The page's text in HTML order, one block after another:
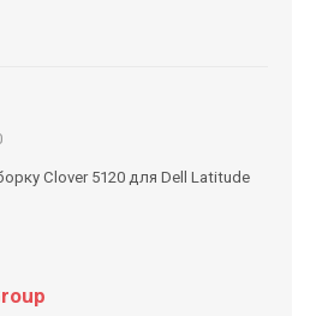
Clover 5120 для Dell Latitude